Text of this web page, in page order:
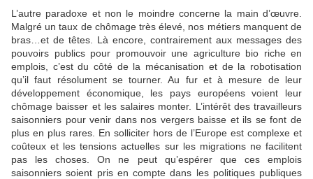
L’autre paradoxe et non le moindre concerne la main d’œuvre.
Malgré un taux de chômage très élevé, nos métiers manquent de
bras…et de têtes. Là encore, contrairement aux messages des
pouvoirs publics pour promouvoir une agriculture bio riche en
emplois, c’est du côté de la mécanisation et de la robotisation
qu’il faut résolument se tourner. Au fur et à mesure de leur
développement économique, les pays européens voient leur
chômage baisser et les salaires monter. L’intérêt des travailleurs
saisonniers pour venir dans nos vergers baisse et ils se font de
plus en plus rares. En solliciter hors de l’Europe est complexe et
coûteux et les tensions actuelles sur les migrations ne facilitent
pas les choses. On ne peut qu’espérer que ces emplois
saisonniers soient pris en compte dans les politiques publiques